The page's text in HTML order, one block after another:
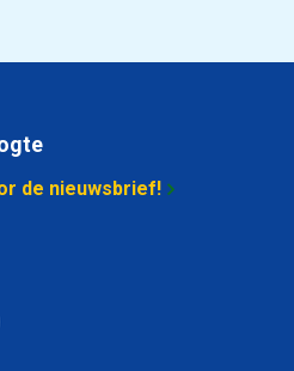
de nieuwsbrief!